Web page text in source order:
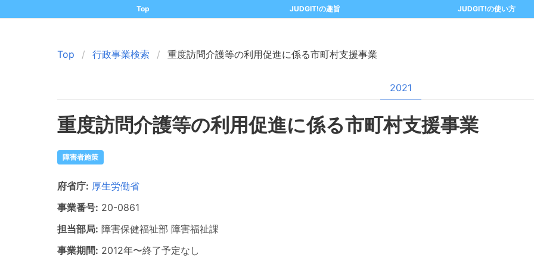
Top JUDGIT!の趣旨 JUDGIT!の使い方
Top 行政事業検索 重度訪問介護等の利用促進に係る市町村支援事業
2021
重度訪問介護等の利用促進に係る市町村支援事業
障害者施策
府省庁: 厚生労働省
事業番号: 20-0861
担当部局: 障害保健福祉部 障害福祉課
事業期間: 2012年〜終了予定なし